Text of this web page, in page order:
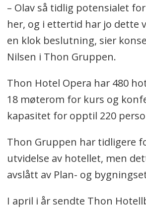
– Olav så tidlig potensialet
her, og i ettertid har jo dette
en klok beslutning, sier
Nilsen i Thon Gruppen.
Thon Hotel Opera har 480
18 møterom for kurs og
kapasitet for opptil 220
Thon Gruppen har tidligere
utvidelse av hotellet, men
avslått av Plan- og
I april i år sendte Thon